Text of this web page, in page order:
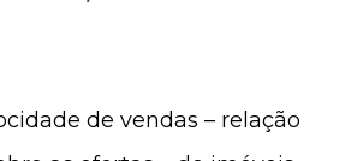
de vendas – relação